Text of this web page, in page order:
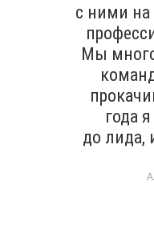
с ними на
Мы
года
до лида,